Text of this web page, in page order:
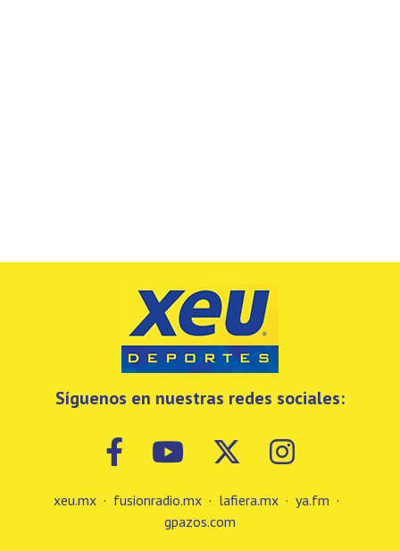
Síguenos en nuestras redes sociales:
xeu.mx · fusionradio.mx · lafiera.mx · ya.fm ·
gpazos.com